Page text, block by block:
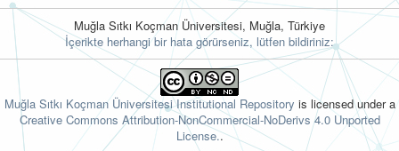
Muğla Sıtkı Koçman Üniversitesi, Muğla, Türkiye
İçerikte herhangi bir hata görürseniz, lütfen bildiriniz:
Muğla Sıtkı Koçman Üniversitesi Institutional Repository is licensed under a
Creative Commons Attribution-NonCommercial-NoDerivs 4.0 Unported
License..